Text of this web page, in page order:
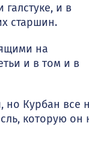
и в
старшин.
на
и в том и в
но Курбан все
которую он